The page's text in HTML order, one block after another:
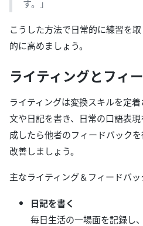
す。」
こうした方法で日常的に練習を
的に高めましょう。
ライティングとフィ
ライティングは変換スキルを定
文や日記を書き、日常の口語表
成したら他者のフィードバックを
改善しましょう。
主なライティング＆フィードバッ
日記を書く
毎日生活の一場面を記録し